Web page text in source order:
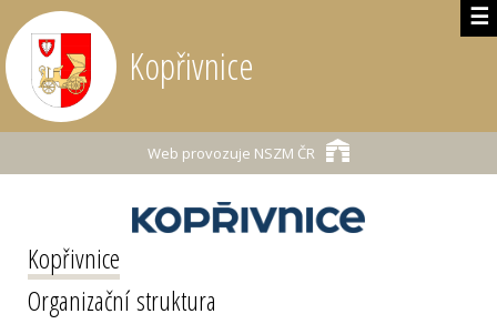
☰
Kopřivnice
Web provozuje NSZM ČR
Kopřivnice
Organizační struktura